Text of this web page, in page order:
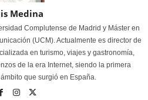
Medina
Complutense de Madrid y Máster en
(UCM). Actualmente es director de
en turismo, viajes y gastronomía,
de la era Internet, siendo la primera
que surgió en España.